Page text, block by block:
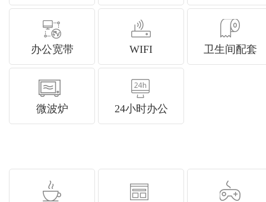
办公宽带 WIFI 卫生间配套
微波炉 24小时办公